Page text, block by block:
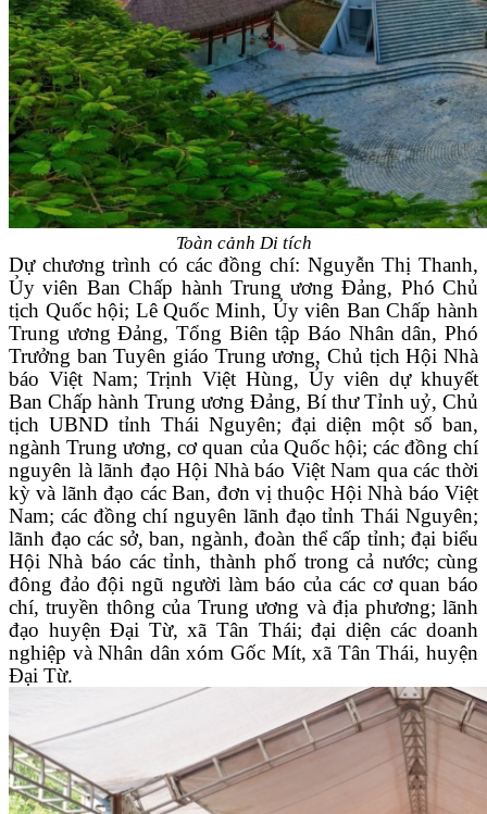
Toàn cảnh Di tích
Dự chương trình có các đồng chí: Nguyễn Thị Thanh,
Ủy viên Ban Chấp hành Trung ương Đảng, Phó Chủ
tịch Quốc hội; Lê Quốc Minh, Ủy viên Ban Chấp hành
Trung ương Đảng, Tổng Biên tập Báo Nhân dân, Phó
Trưởng ban Tuyên giáo Trung ương, Chủ tịch Hội Nhà
báo Việt Nam; Trịnh Việt Hùng, Ủy viên dự khuyết
Ban Chấp hành Trung ương Đảng, Bí thư Tỉnh uỷ, Chủ
tịch UBND tỉnh Thái Nguyên; đại diện một số ban,
ngành Trung ương, cơ quan của Quốc hội; các đồng chí
nguyên là lãnh đạo Hội Nhà báo Việt Nam qua các thời
kỳ và lãnh đạo các Ban, đơn vị thuộc Hội Nhà báo Việt
Nam; các đồng chí nguyên lãnh đạo tỉnh Thái Nguyên;
lãnh đạo các sở, ban, ngành, đoàn thể cấp tỉnh;đại biểu
Hội Nhà báo các tỉnh, thành phố trong cả nước; cùng
đông đảo đội ngũ người làm báo của các cơ quan báo
chí, truyền thông của Trung ương và địa phương; lãnh
đạo huyện Đại Từ, xã Tân Thái; đại diện các doanh
nghiệp và Nhân dân xóm Gốc Mít,xã Tân Thái, huyện
Đại Từ.